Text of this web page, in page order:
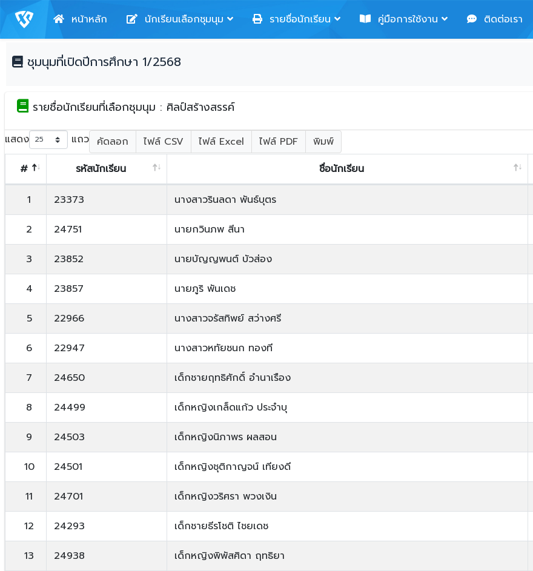
หน้าหลัก นักเรียนเลือกชุมนุม รายชื่อนักเรียน คู่มือการใช้งาน ติดต่อเรา
ชุมนุมที่เปิดปีการศึกษา 1/2568
รายชื่อนักเรียนที่เลือกชุมนุม : ศิลป์สร้างสรรค์
แสดง แถว คัดลอก ไฟล์ CSV ไฟล์ Excel ไฟล์ PDF พิมพ์
# รหัสนักเรียน ชื่อนักเรียน
1 23373 นางสาวรินลดา พันธ์บุตร
2 24751 นายกวินภพ สีนา
3 23852 นายบัญญพนต์ บัวส่อง
4 23857 นายภูริ พันเดช
5 22966 นางสาวจรัสทิพย์ สว่างศรี
6 22947 นางสาวหทัยชนก ทองที
7 24650 เด็กชายฤทธิศักดิ์ อำนาเรือง
8 24499 เด็กหญิงเกล็ดแก้ว ประจำบุ
9 24503 เด็กหญิงนิภาพร ผลสอน
10 24501 เด็กหญิงชุติกาญจน์ เทียงดี
11 24701 เด็กหญิงวริศรา พวงเงิน
12 24293 เด็กชายธีรโชติ ไชยเดช
13 24938 เด็กหญิงพิพัสศิดา ฤทธิยา